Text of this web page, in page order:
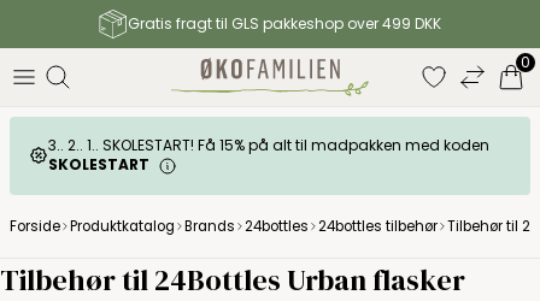
Gratis fragt til GLS pakkeshop over 499 DKK
0
3.. 2.. 1.. SKOLESTART! Få 15% på alt til madpakken med koden
SKOLESTART
Forside Produktkatalog Brands 24bottles 24bottles tilbehør Tilbehør til
Tilbehør til 24Bottles Urban flasker